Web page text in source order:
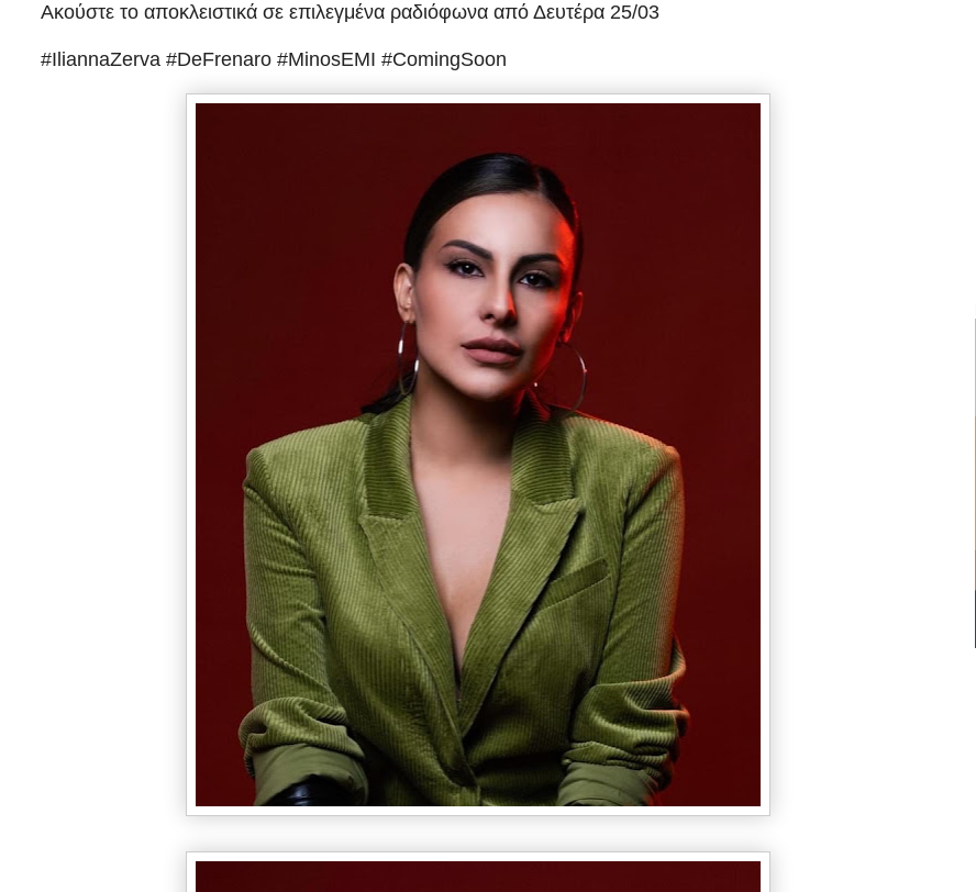
Ακούστε το αποκλειστικά σε επιλεγμένα ραδιόφωνα από Δευτέρα 25/03
#IliannaZerva #DeFrenaro #MinosEMI #ComingSoon